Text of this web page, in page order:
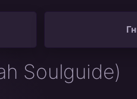
Soulguide)